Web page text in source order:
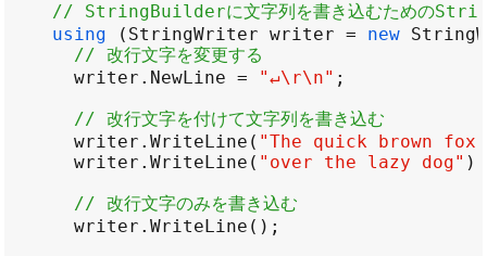
// StringBuilderに文字列を書き込むための
using ( StringWriter writer = new
// 改行文字を変更する
writer . NewLine = "↵\r\n"
// 改行文字を付けて文字列を書き込む
writer . WriteLine ( "The quick brown fox
writer . WriteLine ( "over the lazy dog"
// 改行文字のみを書き込む
writer . WriteLine